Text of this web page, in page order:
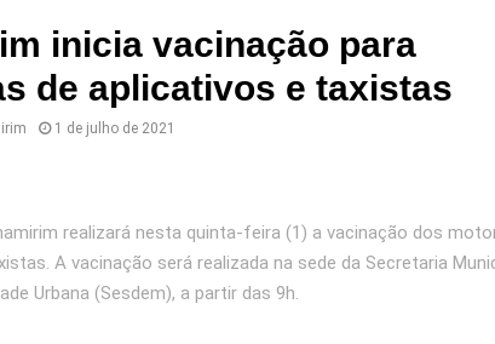
inicia vacinação para
de aplicativos e taxistas
1 de julho de 2021
realizará nesta quinta-feira (1) a vacinação dos
A vacinação será realizada na sede da Secretaria
Urbana (Sesdem), a partir das 9h.